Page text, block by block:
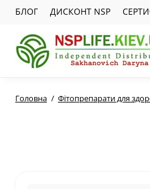
БЛОГ ДИСКОНТ NSP
Головна Фітопрепарати для